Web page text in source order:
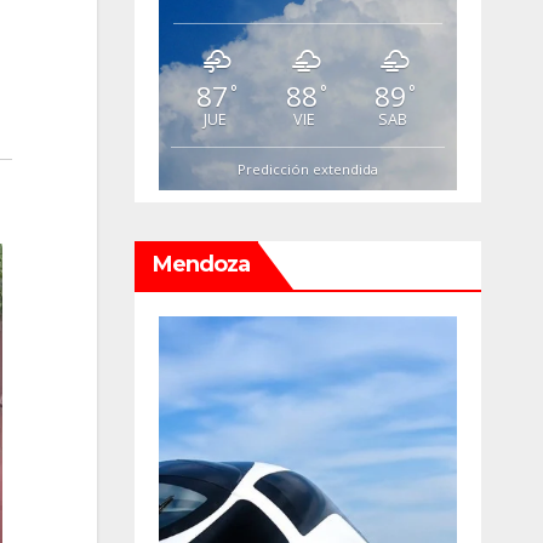
87 °
JUE
88 °
VIE
89 °
SAB
Predicción extendida
Mendoza